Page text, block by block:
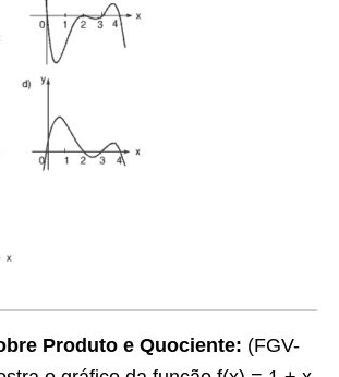
Produto e Quociente: (FGV-